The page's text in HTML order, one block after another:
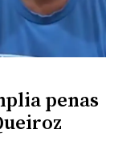
penas